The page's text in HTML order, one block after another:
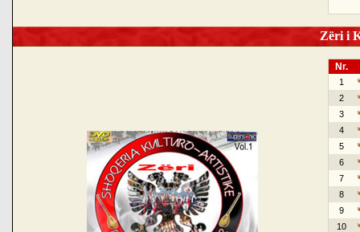
Zëri i
Nr.
1
2
3
4
5
6
7
8
9
10